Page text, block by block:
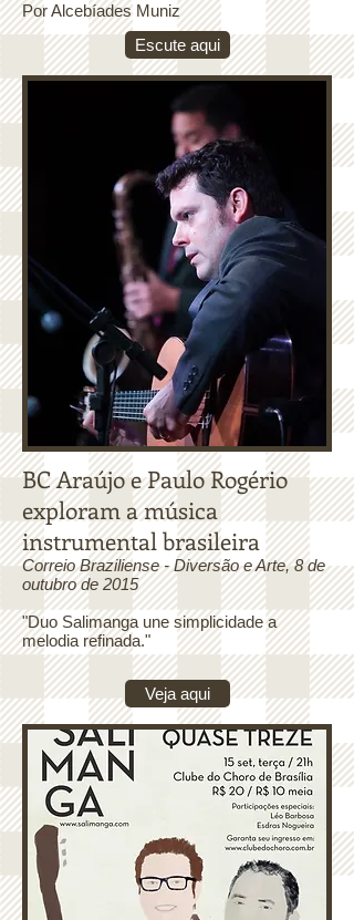
Por Alcebíades Muniz
Escute aqui
BC Araújo e Paulo Rogério
exploram a música
instrumental brasileira
Correio Braziliense - Diversão e Arte, 8 de
outubro de 2015
"Duo Salimanga une simplicidade a
melodia refinada."
Veja aqui